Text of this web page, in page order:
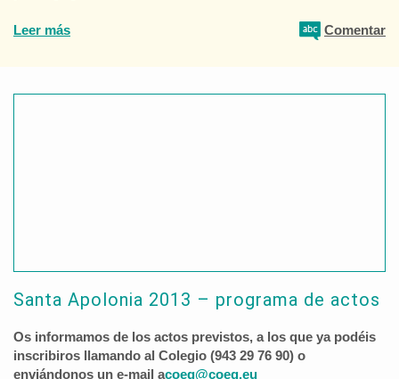
Leer más Comentar
Santa Apolonia 2013 – programa de actos
Os informamos de los actos previstos, a los que ya podéis
inscribiros llamando al Colegio (943 29 76 90) o
enviándonos un e-mail acoeg@coeg.eu